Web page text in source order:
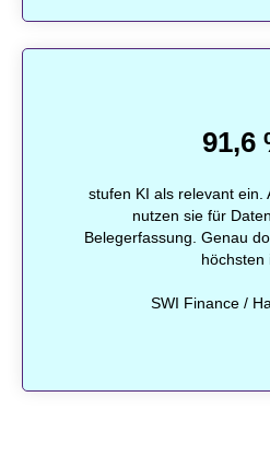
91,6
stufen KI als relevant ein.
nutzen sie für
Belegerfassung. Genau
höchsten
SWI Finance /